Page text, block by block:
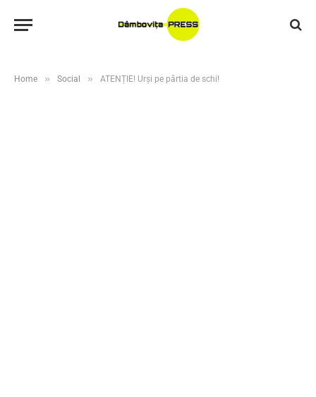
Home » Social » ATENȚIE! Urși pe pârtia de schi!